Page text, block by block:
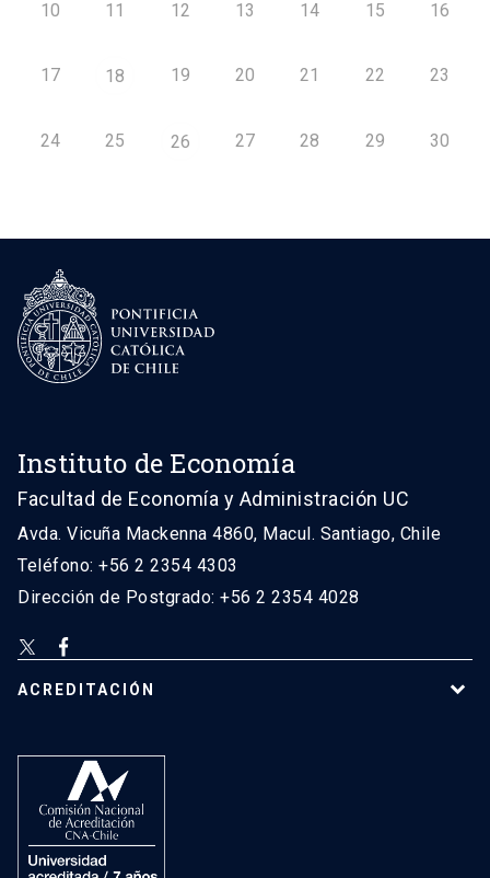
10 11 12 13 14 15 16
17 18 19 20 21 22 23
24 25 26 27 28 29 30
Instituto de Economía
Facultad de Economía y Administración UC
Avda. Vicuña Mackenna 4860, Macul. Santiago, Chile
Teléfono: +56 2 2354 4303
Dirección de Postgrado: +56 2 2354 4028
ACREDITACIÓN